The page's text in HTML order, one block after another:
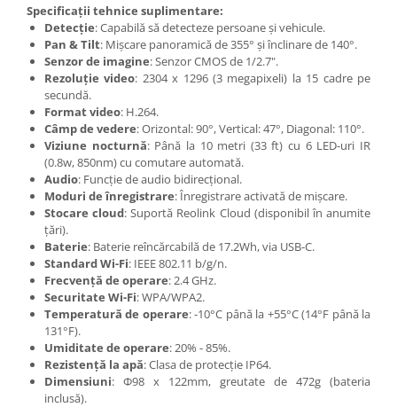
Specificații tehnice suplimentare:
Detecție: Capabilă să detecteze persoane și vehicule.
Pan & Tilt: Mișcare panoramică de 355° și înclinare de 140°.
Senzor de imagine: Senzor CMOS de 1/2.7".
Rezoluție video: 2304 x 1296 (3 megapixeli) la 15 cadre pe
secundă.
Format video: H.264.
Câmp de vedere: Orizontal: 90°, Vertical: 47°, Diagonal: 110°.
Viziune nocturnă: Până la 10 metri (33 ft) cu 6 LED-uri IR
(0.8w, 850nm) cu comutare automată.
Audio: Funcție de audio bidirecțional.
Moduri de înregistrare: Înregistrare activată de mișcare.
Stocare cloud: Suportă Reolink Cloud (disponibil în anumite
țări).
Baterie: Baterie reîncărcabilă de 17.2Wh, via USB-C.
Standard Wi-Fi: IEEE 802.11 b/g/n.
Frecvență de operare: 2.4 GHz.
Securitate Wi-Fi: WPA/WPA2.
Temperatură de operare: -10°C până la +55°C (14°F până la
131°F).
Umiditate de operare: 20% - 85%.
Rezistență la apă: Clasa de protecție IP64.
Dimensiuni: Φ98 x 122mm, greutate de 472g (bateria
inclusă).